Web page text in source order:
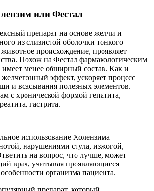
или Фестал
препарат на основе желчи и
из слизистой оболочки тонкого
происхождение, проявляет
Похож на Фестал фармакологическим
имеет менее обширный состав. Как и
эффект, ускоряет процесс
и всасывания полезных элементов.
с хронической формой гепатита,
гастрита.
использование Холензима
нарушениями стула, изжогой,
на вопрос, что лучше, может
врач, учитывая проявляющиеся
организма пациента.
препарат, который